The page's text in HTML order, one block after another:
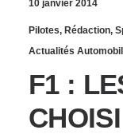
10 janvier 2014
Pilotes, Rédaction,
Actualités
F1 :